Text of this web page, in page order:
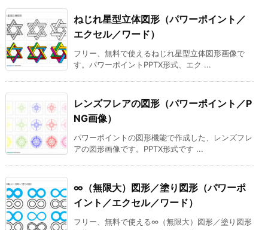
ねじれ星型立体図形（パワーポイント／
エクセル／ワード）
フリー、無料で使えるねじれ星型立体図形画像で
す。パワーポイントPPTX形式、エク ...
レンズフレアの図形（パワーポイント／P
NG画像）
パワーポイントの図形機能で作成した、レンズフレ
アの図形画像です。PPTX形式です ...
∞（無限大）図形／塗り図形（パワーポ
イント／エクセル／ワード）
フリー、無料で使える∞（無限大）図形／塗り図形